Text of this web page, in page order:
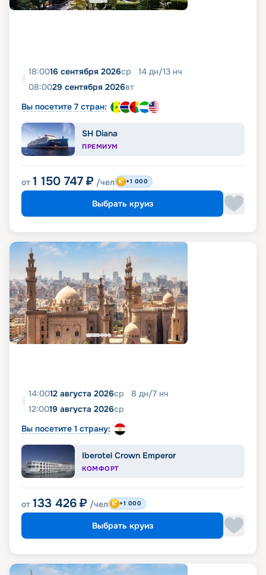
18:0016 сентября 2026ср 14 дн/13 нч
08:0029 сентября 2026вт
Вы посетите 7 стран:
SH Diana
ПРЕМИУМ
от 1 150 747 ₽ /чел +1 000
Выбрать круиз
14:0012 августа 2026ср 8 дн/7 нч
12:0019 августа 2026ср
Вы посетите 1 страну:
Iberotel Crown Emperor
КОМФОРТ
от 133 426 ₽ /чел +1 000
Выбрать круиз